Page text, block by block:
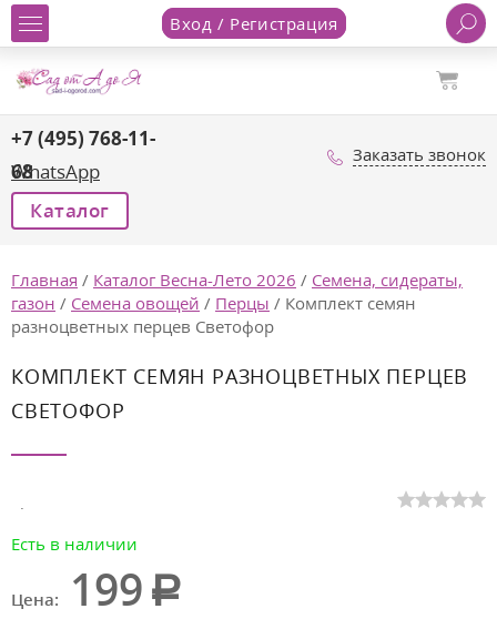
Вход / Регистрация
+7 (495) 768-11-
68
WhatsApp
Заказать звонок
Каталог
Главная / Каталог Весна-Лето 2026 / Семена, сидераты,
газон / Семена овощей / Перцы / Комплект семян
разноцветных перцев Светофор
КОМПЛЕКТ СЕМЯН РАЗНОЦВЕТНЫХ ПЕРЦЕВ
СВЕТОФОР
Есть в наличии
Цена: 199